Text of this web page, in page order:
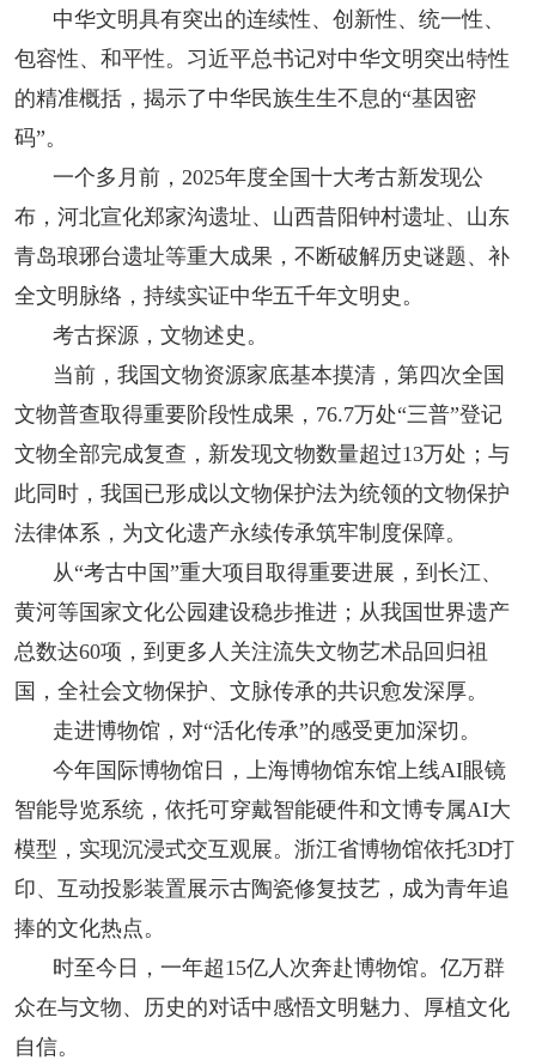
中华文明具有突出的连续性、创新性、统一性、
包容性、和平性。习近平总书记对中华文明突出特性
的精准概括，揭示了中华民族生生不息的“基因密
码”。
一个多月前，2025年度全国十大考古新发现公
布，河北宣化郑家沟遗址、山西昔阳钟村遗址、山东
青岛琅琊台遗址等重大成果，不断破解历史谜题、补
全文明脉络，持续实证中华五千年文明史。
考古探源，文物述史。
当前，我国文物资源家底基本摸清，第四次全国
文物普查取得重要阶段性成果，76.7万处“三普”登记
文物全部完成复查，新发现文物数量超过13万处；与
此同时，我国已形成以文物保护法为统领的文物保护
法律体系，为文化遗产永续传承筑牢制度保障。
从“考古中国”重大项目取得重要进展，到长江、
黄河等国家文化公园建设稳步推进；从我国世界遗产
总数达60项，到更多人关注流失文物艺术品回归祖
国，全社会文物保护、文脉传承的共识愈发深厚。
走进博物馆，对“活化传承”的感受更加深切。
今年国际博物馆日，上海博物馆东馆上线AI眼镜
智能导览系统，依托可穿戴智能硬件和文博专属AI大
模型，实现沉浸式交互观展。浙江省博物馆依托3D打
印、互动投影装置展示古陶瓷修复技艺，成为青年追
捧的文化热点。
时至今日，一年超15亿人次奔赴博物馆。亿万群
众在与文物、历史的对话中感悟文明魅力、厚植文化
自信。